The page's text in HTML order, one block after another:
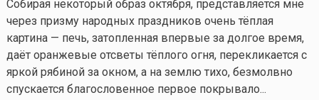
Собирая некоторый образ октября, представляется мне
через призму народных праздников очень тёплая
картина — печь, затопленная впервые за долгое время,
даёт оранжевые отсветы тёплого огня, перекликается с
яркой рябиной за окном, а на землю тихо, безмолвно
спускается благословенное первое покрывало...